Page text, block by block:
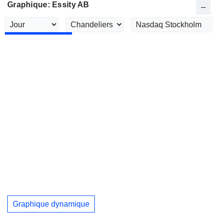
Graphique: Essity AB
Graphique dynamique